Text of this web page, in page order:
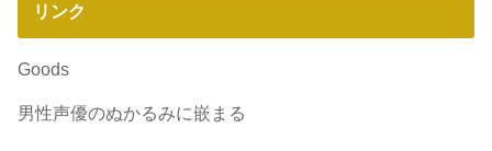
リンク
Goods
男性声優のぬかるみに嵌まる